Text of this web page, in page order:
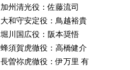
加州清光役：佐藤流司
大和守安定役：鳥越裕貴
堀川国広役：阪本奨悟
蜂須賀虎徹役：高橋健介
長曽祢虎徹役：伊万里 有